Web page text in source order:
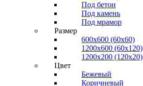
Под бетон
Под камень
Под мрамор
Размер
600х600 (60х60)
1200х600 (60х120)
1200х200 (120x20)
Цвет
Бежевый
Коричневый